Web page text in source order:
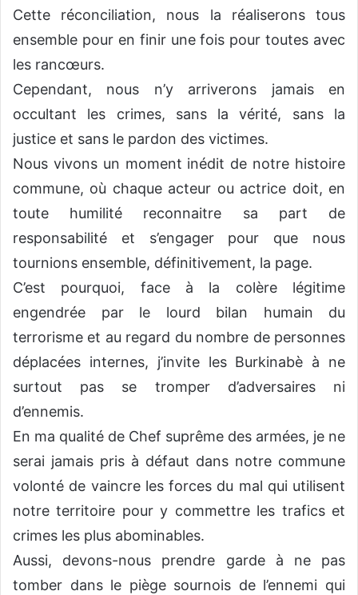
Cette réconciliation, nous la réaliserons tous
ensemble pour en finir une fois pour toutes avec
les rancœurs.
Cependant, nous n’y arriverons jamais en
occultant les crimes, sans la vérité, sans la
justice et sans le pardon des victimes.
Nous vivons un moment inédit de notre histoire
commune, où chaque acteur ou actrice doit, en
toute humilité reconnaitre sa part de
responsabilité et s’engager pour que nous
tournions ensemble, définitivement, la page.
C’est pourquoi, face à la colère légitime
engendrée par le lourd bilan humain du
terrorisme et au regard du nombre de personnes
déplacées internes, j’invite les Burkinabè à ne
surtout pas se tromper d’adversaires ni
d’ennemis.
En ma qualité de Chef suprême des armées, je ne
serai jamais pris à défaut dans notre commune
volonté de vaincre les forces du mal qui utilisent
notre territoire pour y commettre les trafics et
crimes les plus abominables.
Aussi, devons-nous prendre garde à ne pas
tomber dans le piège sournois de l’ennemi qui